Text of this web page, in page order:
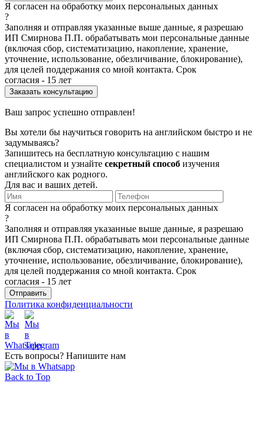
Я согласен на обработку моих персональных данных
?
Заполняя и отправляя указанные выше данные, я разрешаю
ИП Смирнова П.П. обрабатывать мои персональные данные
(включая сбор, систематизацию, накопление, хранение,
уточнение, использование, обезличивание, блокирование),
для целей поддержания со мной контакта. Срок
согласия - 15 лет
Ваш запрос успешно отправлен!
Вы хотели бы научиться говорить на английском быстро и не
задумываясь?
Запишитесь на бесплатную консультацию с нашим
специалистом и узнайте секретный способ изучения
английского как родного.
Для вас и ваших детей.
Я согласен на обработку моих персональных данных
?
Заполняя и отправляя указанные выше данные, я разрешаю
ИП Смирнова П.П. обрабатывать мои персональные данные
(включая сбор, систематизацию, накопление, хранение,
уточнение, использование, обезличивание, блокирование),
для целей поддержания со мной контакта. Срок
согласия - 15 лет
Политика конфиденциальности
Есть вопросы? Напишите нам
Back to Top